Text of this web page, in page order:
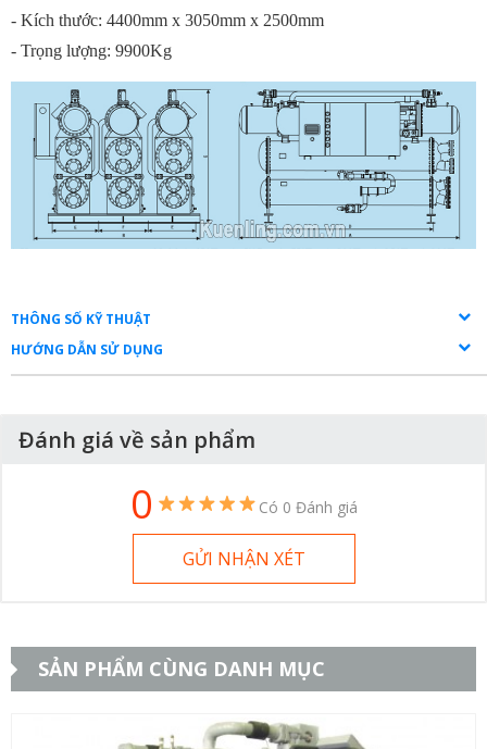
- Kích thước: 4400mm x 3050mm x 2500mm
- Trọng lượng: 9900Kg
THÔNG SỐ KỸ THUẬT
HƯỚNG DẪN SỬ DỤNG
Đánh giá về sản phẩm
0 Có 0 Đánh giá
GỬI NHẬN XÉT
SẢN PHẨM CÙNG DANH MỤC